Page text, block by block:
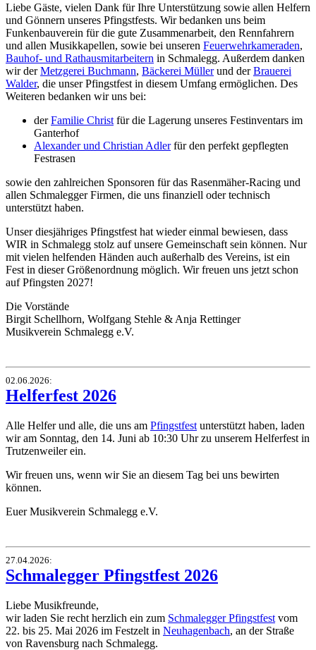
Liebe Gäste, vielen Dank für Ihre Unterstützung sowie allen Helfern
und Gönnern unseres Pfingstfests. Wir bedanken uns beim
Funkenbauverein für die gute Zusammenarbeit, den Rennfahrern
und allen Musikkapellen, sowie bei unseren Feuerwehrkameraden,
Bauhof- und Rathausmitarbeitern in Schmalegg. Außerdem danken
wir derMetzgerei Buchmann, Bäckerei Müllerund derBrauerei
Walder, die unser Pfingstfest in diesem Umfang ermöglichen. Des
Weiteren bedanken wir uns bei:
derFamilie Christ für die Lagerung unseres Festinventars im
Ganterhof
Alexander und Christian Adlerfür den perfekt gepflegten
Festrasen
sowie den zahlreichen Sponsoren für das Rasenmäher-Racing und
allen Schmalegger Firmen, die uns finanziell oder technisch
unterstützt haben.
Unser diesjähriges Pfingstfest hat wieder einmal bewiesen, dass
WIR in Schmalegg stolz auf unsere Gemeinschaft sein können. Nur
mit vielen helfenden Händen auch außerhalb des Vereins, ist ein
Fest in dieser Größenordnung möglich. Wir freuen uns jetzt schon
auf Pfingsten 2027!
Die Vorstände
Birgit Schellhorn, Wolfgang Stehle & Anja Rettinger
Musikverein Schmalegg e.V.
02.06.2026:
Helferfest 2026
Alle Helfer und alle, die uns am Pfingstfest unterstützt haben, laden
wir am Sonntag, den 14. Juni ab 10:30 Uhr zu unserem Helferfest in
Trutzenweiler ein.
Wir freuen uns, wenn wir Sie an diesem Tag bei uns bewirten
können.
Euer Musikverein Schmalegg e.V.
27.04.2026:
Schmalegger Pfingstfest 2026
Liebe Musikfreunde,
wir laden Sie recht herzlich ein zum Schmalegger Pfingstfest vom
22. bis 25. Mai 2026 im Festzelt in Neuhagenbach, an der Straße
von Ravensburg nach Schmalegg.